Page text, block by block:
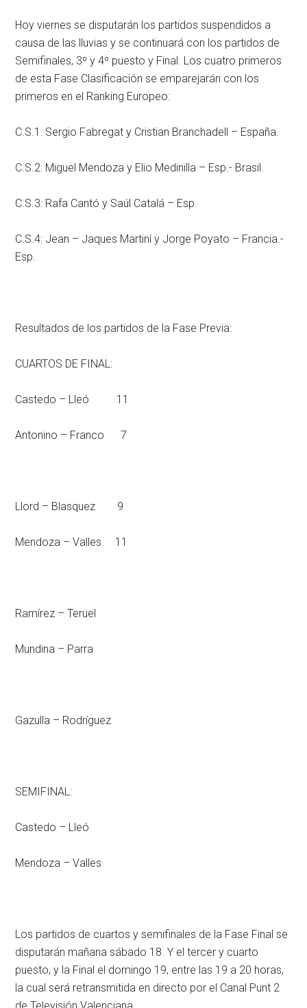
Hoy viernes se disputarán los partidos suspendidos a
causa de las lluvias y se continuará con los partidos de
Semifinales, 3º y 4º puesto y Final. Los cuatro primeros
de esta Fase Clasificación se emparejarán con los
primeros en el Ranking Europeo:
C.S.1: Sergio Fabregat y Cristian Branchadell – España.
C.S.2: Miguel Mendoza y Elio Medinilla – Esp.- Brasil.
C.S.3: Rafa Cantó y Saúl Catalá – Esp.
C.S.4: Jean – Jaques Martiní y Jorge Poyato – Francia.-
Esp.
Resultados de los partidos de la Fase Previa:
CUARTOS DE FINAL:
Castedo – Lleó 11
Antonino – Franco 7
Llord – Blasquez 9
Mendoza – Valles 11
Ramírez – Teruel
Mundina – Parra
Gazulla – Rodríguez
SEMIFINAL:
Castedo – Lleó
Mendoza – Valles
Los partidos de cuartos y semifinales de la Fase Final se
disputarán mañana sábado 18. Y el tercer y cuarto
puesto, y la Final el domingo 19, entre las 19 a 20 horas,
la cual será retransmitida en directo por el Canal Punt 2